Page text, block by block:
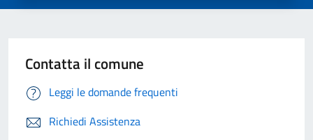
Contatta il comune
Leggi le domande frequenti
Richiedi Assistenza